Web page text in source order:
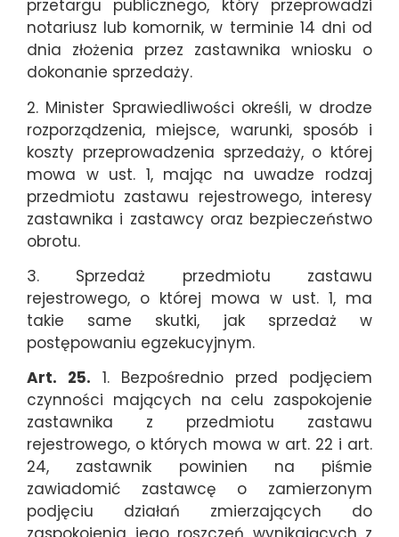
przetargu publicznego, który przeprowadzi
notariusz lub komornik, w terminie 14 dni od
dnia złożenia przez zastawnika wniosku o
dokonanie sprzedaży.
2. Minister Sprawiedliwości określi, w drodze
rozporządzenia, miejsce, warunki, sposób i
koszty przeprowadzenia sprzedaży, o której
mowa w ust. 1, mając na uwadze rodzaj
przedmiotu zastawu rejestrowego, interesy
zastawnika i zastawcy oraz bezpieczeństwo
obrotu.
3. Sprzedaż przedmiotu zastawu
rejestrowego, o której mowa w ust. 1, ma
takie same skutki, jak sprzedaż w
postępowaniu egzekucyjnym.
Art. 25. 1. Bezpośrednio przed podjęciem
czynności mających na celu zaspokojenie
zastawnika z przedmiotu zastawu
rejestrowego, o których mowa w art. 22 i art.
24, zastawnik powinien na piśmie
zawiadomić zastawcę o zamierzonym
podjęciu działań zmierzających do